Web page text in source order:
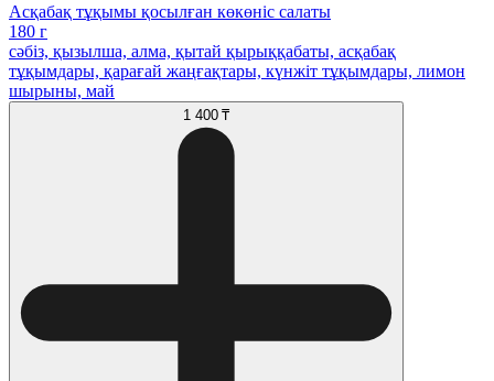
Асқабақ тұқымы қосылған көкөніс салаты
180 г
сәбіз, қызылша, алма, қытай қырыққабаты, асқабақ
тұқымдары, қарағай жаңғақтары, күнжіт тұқымдары, лимон
шырыны, май
1 400 ₸